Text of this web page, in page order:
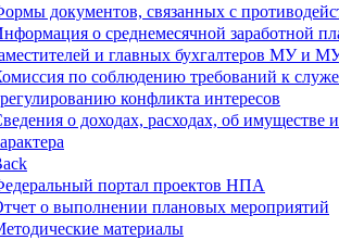
документов, связанных с
о среднемесячной заработной
и главных бухгалтеров МУ и
по соблюдению требований к
конфликта интересов
о доходах, расходах, об имуществе
портал проектов НПА
о выполнении плановых мероприятий
материалы